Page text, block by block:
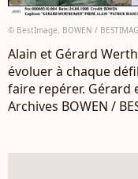
© BestImage, BOWEN /
Alain et Gérard
évoluer à chaque
faire repérer. Gérard
Archives BOWEN /